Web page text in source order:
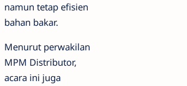
namun tetap efisien
bahan bakar.
Menurut perwakilan
MPM Distributor,
acara ini juga